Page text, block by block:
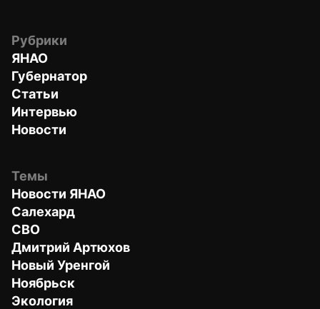
Рубрики
ЯНАО
Губернатор
Статьи
Интервью
Новости
Темы
Новости ЯНАО
Салехард
СВО
Дмитрий Артюхов
Новый Уренгой
Ноябрьск
Экология